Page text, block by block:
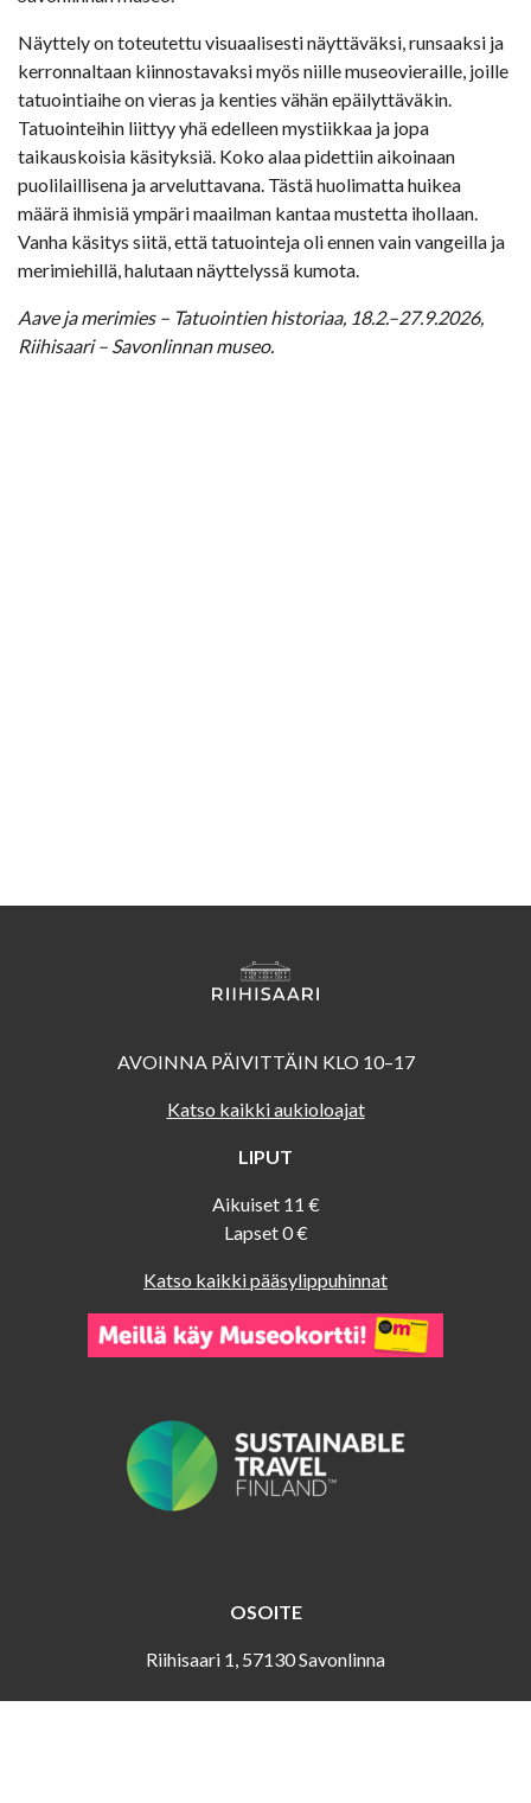
Näyttely on toteutettu visuaalisesti näyttäväksi, runsaaksi ja
kerronnaltaan kiinnostavaksi myös niille museovieraille, joille
tatuointiaihe on vieras ja kenties vähän epäilyttäväkin.
Tatuointeihin liittyy yhä edelleen mystiikkaa ja jopa
taikauskoisia käsityksiä. Koko alaa pidettiin aikoinaan
puolilaillisena ja arveluttavana. Tästä huolimatta huikea
määrä ihmisiä ympäri maailman kantaa mustetta ihollaan.
Vanha käsitys siitä, että tatuointeja oli ennen vain vangeilla ja
merimiehillä, halutaan näyttelyssä kumota.
Aave ja merimies – Tatuointien historiaa, 18.2.–27.9.2026,
Riihisaari – Savonlinnan museo.
AVOINNA PÄIVITTÄIN KLO 10–17
Katso kaikki aukioloajat
LIPUT
Aikuiset 11 €
Lapset 0 €
Katso kaikki pääsylippuhinnat
OSOITE
Riihisaari 1, 57130 Savonlinna